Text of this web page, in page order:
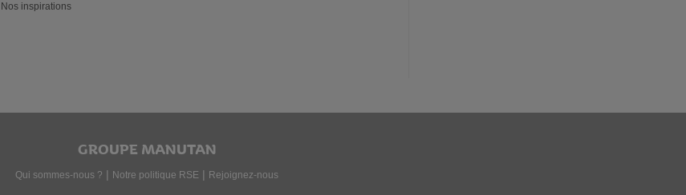
Nos inspirations
GROUPE MANUTAN
Qui sommes-nous ? | Notre politique RSE | Rejoignez-nous